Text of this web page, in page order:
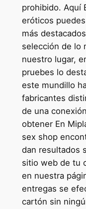
prohibido. Aquí
eróticos
más
selección de lo
nuestro lugar,
pruebes lo
este mundillo
fabricantes
de una
obtener En
sex shop
dan resultados
sitio web de tu
en nuestra
entregas se
cartón sin